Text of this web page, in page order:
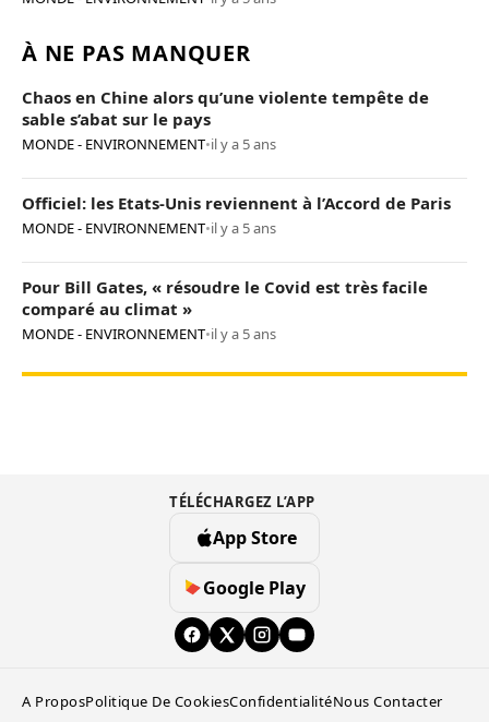
À NE PAS MANQUER
Chaos en Chine alors qu’une violente tempête de
sable s’abat sur le pays
MONDE - ENVIRONNEMENT•il y a 5 ans
Officiel: les Etats-Unis reviennent à l’Accord de Paris
MONDE - ENVIRONNEMENT•il y a 5 ans
Pour Bill Gates, « résoudre le Covid est très facile
comparé au climat »
MONDE - ENVIRONNEMENT•il y a 5 ans
TÉLÉCHARGEZ L’APP
App Store
Google Play
A ProposPolitique De CookiesConfidentialitéNous Contacter